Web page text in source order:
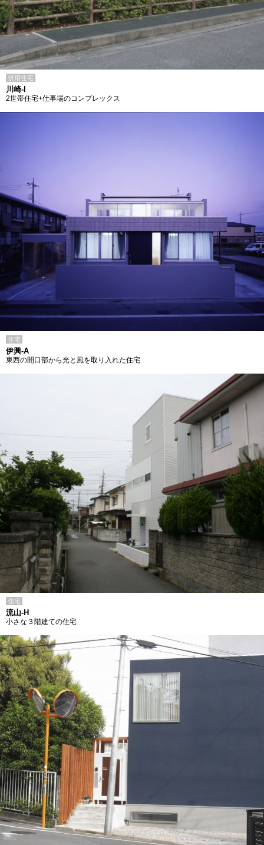
併用住宅
川崎-I
2世帯住宅+仕事場のコンプレックス
住宅
伊興-A
東西の開口部から光と風を取り入れた住宅
住宅
流山-H
小さな３階建ての住宅